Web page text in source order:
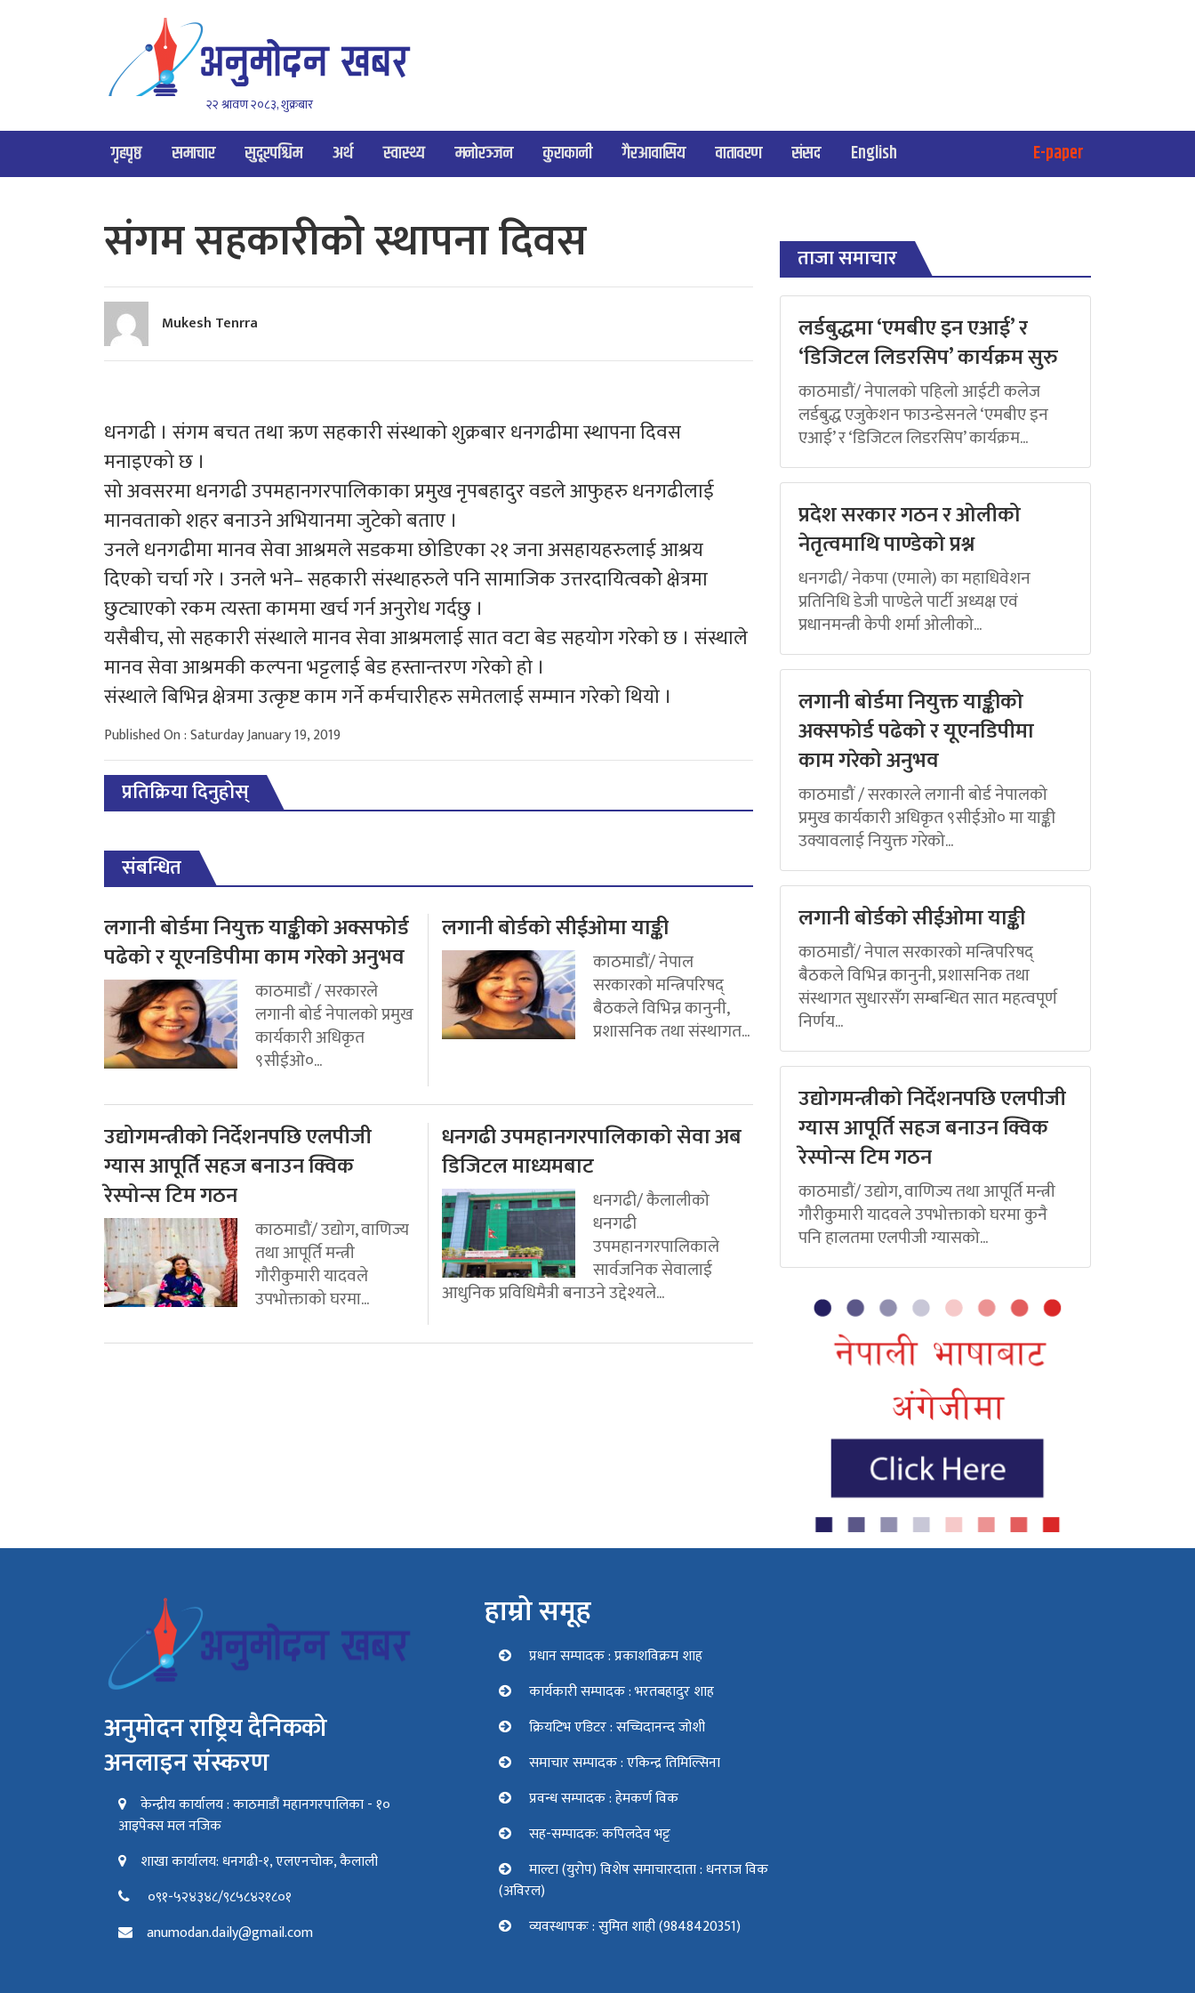
२२ श्रावण २०८३, शुक्रबार
गृहपृष्ठ समाचार सुदूरपश्चिम अर्थ स्वास्थ्य मनोरञ्जन कुराकानी गैरआवासिय वातावरण संसद English E-paper
संगम सहकारीको स्थापना दिवस
Mukesh Tenrra
धनगढी । संगम बचत तथा ऋण सहकारी संस्थाको शुक्रबार धनगढीमा स्थापना दिवस
मनाइएको छ ।
सो अवसरमा धनगढी उपमहानगरपालिकाका प्रमुख नृपबहादुर वडले आफुहरु धनगढीलाई
मानवताको शहर बनाउने अभियानमा जुटेको बताए ।
उनले धनगढीमा मानव सेवा आश्रमले सडकमा छोडिएका २१ जना असहायहरुलाई आश्रय
दिएको चर्चा गरे । उनले भने– सहकारी संस्थाहरुले पनि सामाजिक उत्तरदायित्वकोे क्षेत्रमा
छुट्याएको रकम त्यस्ता काममा खर्च गर्न अनुरोध गर्दछु ।
यसैबीच, सो सहकारी संस्थाले मानव सेवा आश्रमलाई सात वटा बेड सहयोग गरेको छ । संस्थाले
मानव सेवा आश्रमकी कल्पना भट्टलाई बेड हस्तान्तरण गरेको हो ।
संस्थाले बिभिन्न क्षेत्रमा उत्कृष्ट काम गर्ने कर्मचारीहरु समेतलाई सम्मान गरेको थियो ।
Published On : Saturday January 19, 2019
प्रतिक्रिया दिनुहोस्
संबन्धित
लगानी बोर्डमा नियुक्त याङ्कीको अक्सफोर्ड
पढेको र यूएनडिपीमा काम गरेको अनुभव
काठमाडौं / सरकारले
लगानी बोर्ड नेपालको प्रमुख
कार्यकारी अधिकृत
९सीईओ०...
लगानी बोर्डको सीईओमा याङ्की
काठमाडौं/ नेपाल
सरकारको मन्त्रिपरिषद्
बैठकले विभिन्न कानुनी,
प्रशासनिक तथा संस्थागत...
उद्योगमन्त्रीको निर्देशनपछि एलपीजी
ग्यास आपूर्ति सहज बनाउन क्विक
रेस्पोन्स टिम गठन
काठमाडौं/ उद्योग, वाणिज्य
तथा आपूर्ति मन्त्री
गौरीकुमारी यादवले
उपभोक्ताको घरमा...
धनगढी उपमहानगरपालिकाको सेवा अब
डिजिटल माध्यमबाट
धनगढी/ कैलालीको
धनगढी
उपमहानगरपालिकाले
सार्वजनिक सेवालाई
आधुनिक प्रविधिमैत्री बनाउने उद्देश्यले...
ताजा समाचार
लर्डबुद्धमा ‘एमबीए इन एआई’ र
‘डिजिटल लिडरसिप’ कार्यक्रम सुरु
काठमाडौं/ नेपालको पहिलो आईटी कलेज
लर्डबुद्ध एजुकेशन फाउन्डेसनले ‘एमबीए इन
एआई’ र ‘डिजिटल लिडरसिप’ कार्यक्रम...
प्रदेश सरकार गठन र ओलीको
नेतृत्वमाथि पाण्डेको प्रश्न
धनगढी/ नेकपा (एमाले) का महाधिवेशन
प्रतिनिधि डेजी पाण्डेले पार्टी अध्यक्ष एवं
प्रधानमन्त्री केपी शर्मा ओलीको...
लगानी बोर्डमा नियुक्त याङ्कीको
अक्सफोर्ड पढेको र यूएनडिपीमा
काम गरेको अनुभव
काठमाडौं / सरकारले लगानी बोर्ड नेपालको
प्रमुख कार्यकारी अधिकृत ९सीईओ० मा याङ्की
उक्यावलाई नियुक्त गरेको...
लगानी बोर्डको सीईओमा याङ्की
काठमाडौं/ नेपाल सरकारको मन्त्रिपरिषद्
बैठकले विभिन्न कानुनी, प्रशासनिक तथा
संस्थागत सुधारसँग सम्बन्धित सात महत्वपूर्ण
निर्णय...
उद्योगमन्त्रीको निर्देशनपछि एलपीजी
ग्यास आपूर्ति सहज बनाउन क्विक
रेस्पोन्स टिम गठन
काठमाडौं/ उद्योग, वाणिज्य तथा आपूर्ति मन्त्री
गौरीकुमारी यादवले उपभोक्ताको घरमा कुनै
पनि हालतमा एलपीजी ग्यासको...
अनुमोदन राष्ट्रिय दैनिकको
अनलाइन संस्करण
केन्द्रीय कार्यालय : काठमाडौं महानगरपालिका - १०
आइपेक्स मल नजिक
शाखा कार्यालय: धनगढी-१, एलएनचोक, कैलाली
०९१-५२४३४८/९८५८४२१८०१
anumodan.daily@gmail.com
हाम्रो समूह
प्रधान सम्पादक : प्रकाशविक्रम शाह
कार्यकारी सम्पादक : भरतबहादुर शाह
क्रियटिभ एडिटर : सच्चिदानन्द जोशी
समाचार सम्पादक : एकिन्द्र तिमिल्सिना
प्रवन्ध सम्पादक : हेमकर्ण विक
सह-सम्पादक: कपिलदेव भट्ट
माल्टा (युरोप) विशेष समाचारदाता : धनराज विक
(अविरल)
व्यवस्थापकः : सुमित शाही (9848420351)